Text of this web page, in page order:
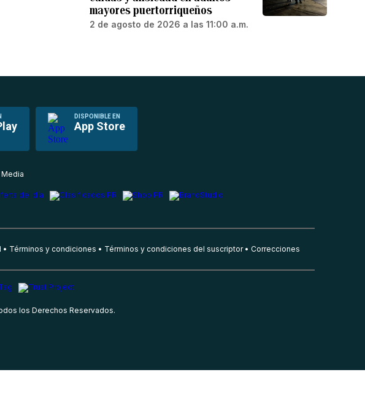
mayores puertorriqueños
2 de agosto de 2026 a las 11:00 a.m.
DISPONIBLE EN
App Store
Media
Términos y condiciones Términos y condiciones del suscriptor Correcciones
los Derechos Reservados.